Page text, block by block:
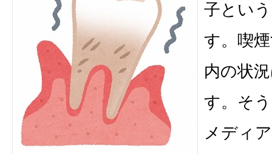
子とい
す。喫
内の状
す。そ
メディ